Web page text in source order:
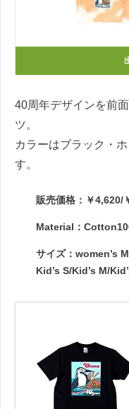
40周年デザインを前
ツ。
カラーはブラック・
す。
販売価格：￥4,620/
Material：
サイズ：women’s
Kid’s S/Kid’s M/